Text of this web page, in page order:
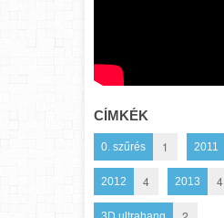
CÍMKÉK
0. szűrés 1 2011
2012 4 2013 4